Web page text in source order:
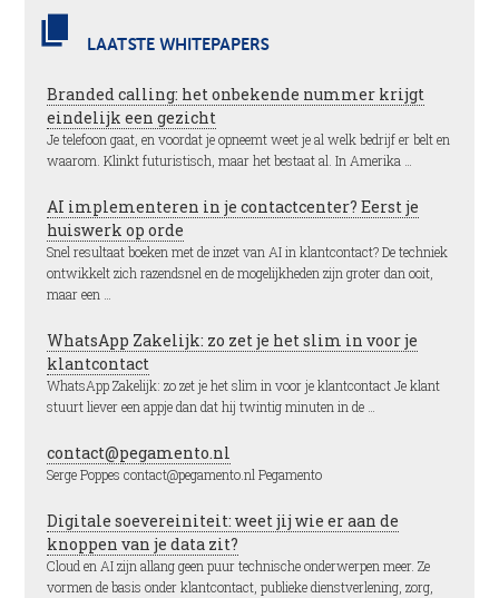
LAATSTE WHITEPAPERS
Branded calling: het onbekende nummer krijgt
eindelijk een gezicht
Je telefoon gaat, en voordat je opneemt weet je al welk bedrijf er belt en
waarom. Klinkt futuristisch, maar het bestaat al. In Amerika …
AI implementeren in je contactcenter? Eerst je
huiswerk op orde
Snel resultaat boeken met de inzet van AI in klantcontact? De techniek
ontwikkelt zich razendsnel en de mogelijkheden zijn groter dan ooit,
maar een …
WhatsApp Zakelijk: zo zet je het slim in voor je
klantcontact
WhatsApp Zakelijk: zo zet je het slim in voor je klantcontact Je klant
stuurt liever een appje dan dat hij twintig minuten in de …
contact@pegamento.nl
Serge Poppes contact@pegamento.nl Pegamento
Digitale soevereiniteit: weet jij wie er aan de
knoppen van je data zit?
Cloud en AI zijn allang geen puur technische onderwerpen meer. Ze
vormen de basis onder klantcontact, publieke dienstverlening, zorg,